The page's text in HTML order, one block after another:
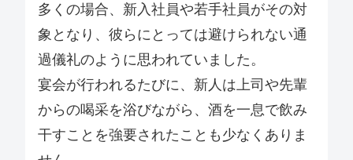
多くの場合、新入社員や若手社員がその対
象となり、彼らにとっては避けられない通
過儀礼のように思われていました。
宴会が行われるたびに、新人は上司や先輩
からの喝采を浴びながら、酒を一息で飲み
干すことを強要されたことも少なくありま